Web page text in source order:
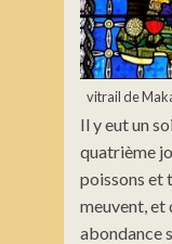
vitrail de
Il y eut un
quatrième
poissons et
meuvent, et
abondance